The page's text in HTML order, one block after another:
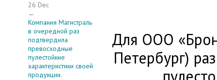
26 Dec
←
Компания Магистраль
в очередной раз
подтвердила
превосходные
пулестойкие
характеристики своей
продукции.
Для ООО
Петербург)